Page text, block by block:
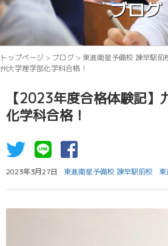
ブログ
トップページ > ブログ > 東進衛星予備校 諫早駅前
州大学理学部化学科合格！
【2023年度合格体験記】
化学科合格！
2023年3月27日 東進衛星予備校 諫早駅前校